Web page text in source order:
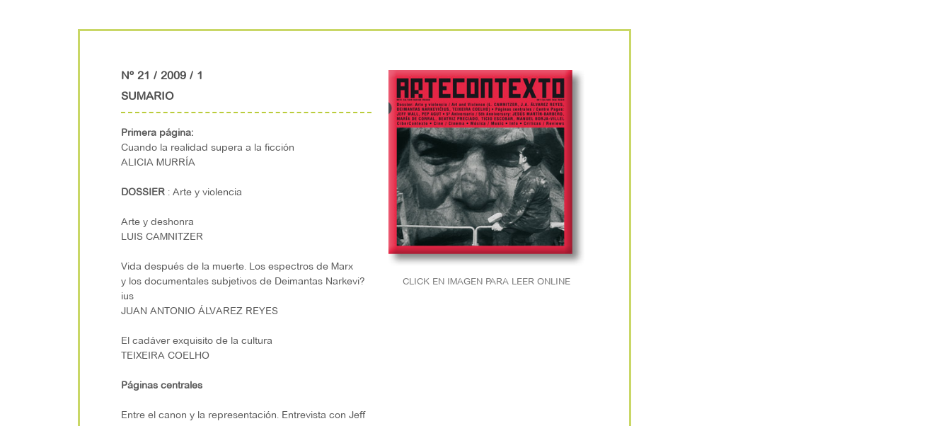
Nº 21 / 2009 / 1
SUMARIO
Primera página:
Cuando la realidad supera a la ficción
ALICIA MURRÍA
DOSSIER : Arte y violencia
Arte y deshonra
LUIS CAMNITZER
Vida después de la muerte. Los espectros de Marx
y los documentales subjetivos de Deimantas Narkevi?
ius
JUAN ANTONIO ÁLVAREZ REYES
El cadáver exquisito de la cultura
TEIXEIRA COELHO
Páginas centrales
Entre el canon y la representación. Entrevista con Jeff
CLICK EN IMAGEN PARA LEER ONLINE